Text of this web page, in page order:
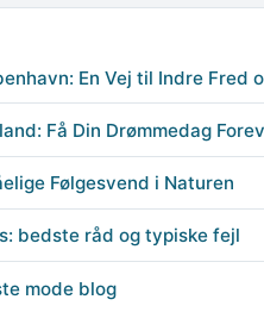
En Vej til Indre Fred
Få Din Drømmedag
Følgesvend i Naturen
bedste råd og typiske fejl
mode blog